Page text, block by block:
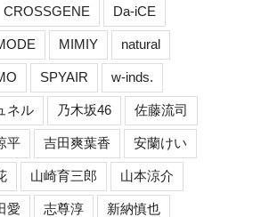
CROSSGENE Da-iCE
MIMIY natural
SPYAIR w-inds.
ネル 乃木坂46 佐藤流司
平 吉田爽葉香 安蘭けい
山崎育三郎 山本涼介
愛 志尊淳 新納慎也